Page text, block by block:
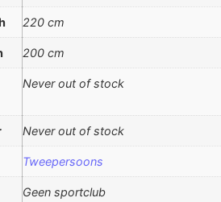
220 cm
200 cm
Never out of stock
Never out of stock
Tweepersoons
Geen sportclub